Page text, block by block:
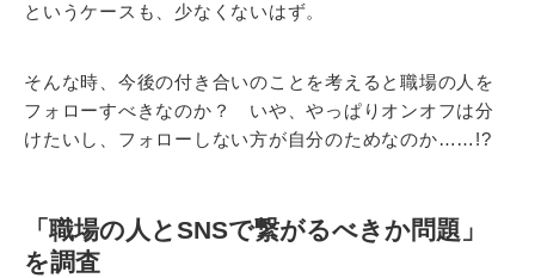
というケースも、少なくないはず。
そんな時、今後の付き合いのことを考えると職場の人を
フォローすべきなのか？ いや、やっぱりオンオフは分
けたいし、フォローしない方が自分のためなのか……!?
「職場の人とSNSで繋がるべきか問題」
を調査